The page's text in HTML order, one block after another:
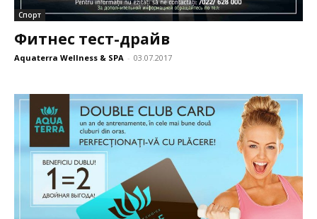
Спорт
Фитнес тест-драйв
Aquaterra Wellness & SPA - 03.07.2017